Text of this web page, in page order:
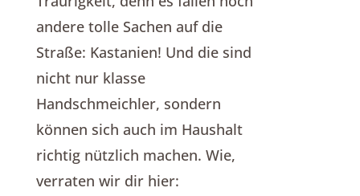
andere tolle Sachen auf die
Straße: Kastanien! Und die sind
nicht nur klasse
Handschmeichler, sondern
können sich auch im Haushalt
richtig nützlich machen. Wie,
verraten wir dir hier: